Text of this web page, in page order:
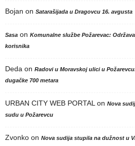
Bojan on Satarašijada u Dragovcu 16. avgusta
Sasa on Komunalne službe Požarevac:
korisnika
Deda on Radovi u Moravskoj ulici u
dugačke 700 metara
URBAN CITY WEB PORTAL on Nova
sudu u Požarevcu
Zvonko on Nova sudija stupila na dužnost u